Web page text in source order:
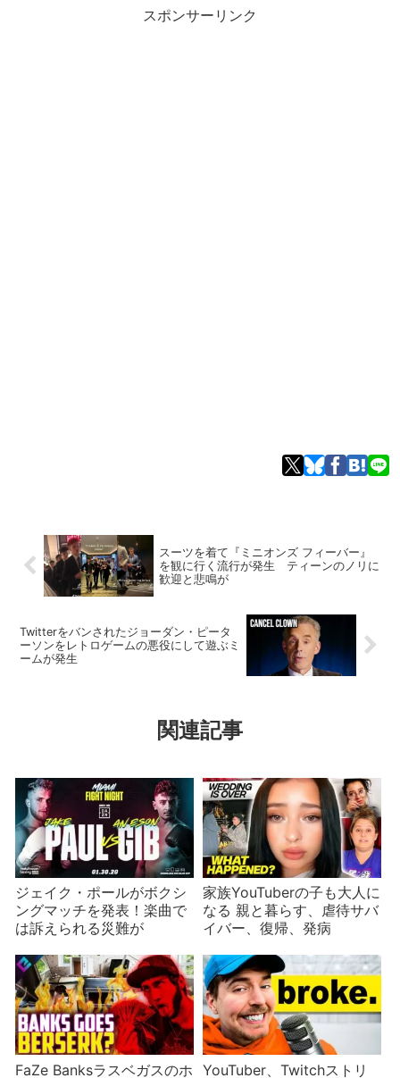
スポンサーリンク
スーツを着て『ミニオンズ フィーバー』
を観に行く流行が発生 ティーンのノリに
歓迎と悲鳴が
Twitterをバンされたジョーダン・ピータ
ーソンをレトロゲームの悪役にして遊ぶミ
ームが発生
関連記事
ジェイク・ポールがボクシ
ングマッチを発表！楽曲で
は訴えられる災難が
家族YouTuberの子も大人に
なる 親と暮らす、虐待サバ
イバー、復帰、発病
FaZe Banksラスベガスのホ YouTuber、Twitchストリ